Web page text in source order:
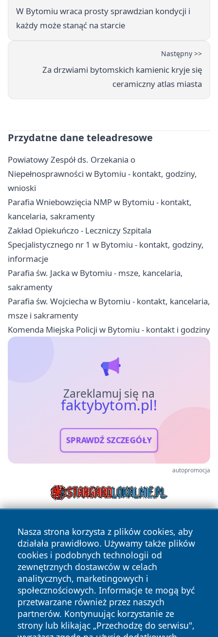
W Bytomiu wraca prosty sprawdzian kondycji i
każdy może stanąć na starcie
Następny >>
Za drzwiami bytomskich kamienic kryje się
ceramiczny atlas miasta
Przydatne dane teleadresowe
Powiatowy Zespół ds. Orzekania o
Niepełnosprawności w Bytomiu - kontakt, godziny,
wnioski
Parafia Wniebowzięcia NMP w Bytomiu - kontakt,
kancelaria, sakramenty
Zakład Opiekuńczo - Leczniczy Szpitala
Specjalistycznego nr 1 w Bytomiu - kontakt, godziny,
informacje
Parafia św. Jacka w Bytomiu - msze, kancelaria,
sakramenty
Parafia św. Wojciecha w Bytomiu - kontakt, kancelaria,
msze i sakramenty
Komenda Miejska Policji w Bytomiu - kontakt i godziny
Zareklamuj się na
faktybytom.pl!
SPRAWDŹ SZCZEGÓŁY
autopromocja
Nasza strona korzysta z plików cookies, aby
działała prawidłowo. Używamy także plików
cookies i podobnych technologii od
zewnętrznych dostawców w celach
analitycznych, marketingowych i
społecznościowych. Informacje te mogą być
przetwarzane również przez naszych
partnerów. Kontynuując korzystanie ze
strony lub klikając „Przechodzę do serwisu",
Copyright © 2026 faktybytom.pl Wszystkie prawa zastrzeżone.
News Autorzy
Polityka
Prywatności
Polityka
Cookies